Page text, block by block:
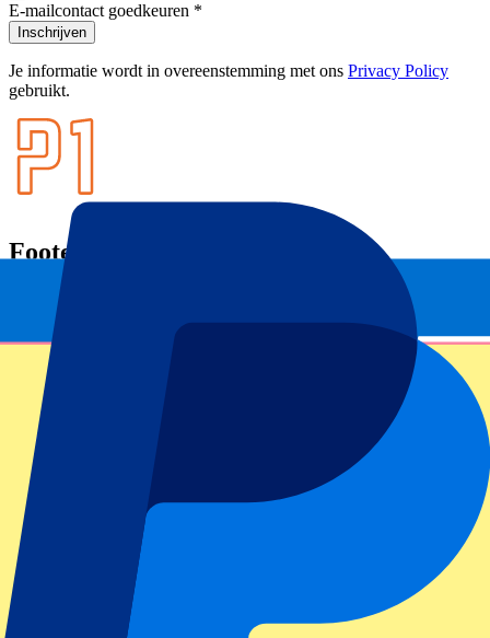
E-mailcontact goedkeuren *
Inschrijven
Je informatie wordt in overeenstemming met ons Privacy Policy
gebruikt.
Footer menu
Top clubs
West Ham United
Manchester United
Tottenham Hotspur
Real Madrid CF
Populaire events
GP Zandvoort
GP Barcelona
GP Singapore
Six Nations